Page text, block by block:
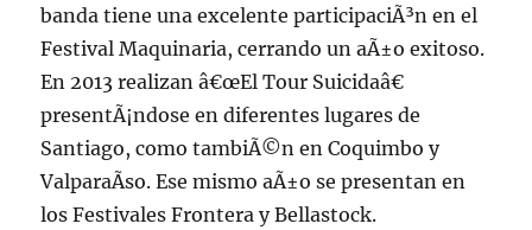
banda tiene una excelente participaciÃ³n en el
Festival Maquinaria, cerrando un aÃ±o exitoso.
En 2013 realizan â€œEl Tour Suicidaâ€
presentÃ¡ndose en diferentes lugares de
Santiago, como tambiÃ©n en Coquimbo y
ValparaÃ­so. Ese mismo aÃ±o se presentan en
los Festivales Frontera y Bellastock.